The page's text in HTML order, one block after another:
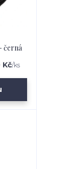
černá
Kč/ks